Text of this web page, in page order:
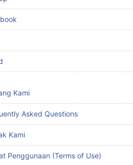
Kami
Asked Questions
Kami
Penggunaan (Terms of Use)